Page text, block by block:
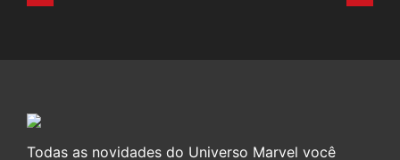
Todas as novidades do Universo Marvel você